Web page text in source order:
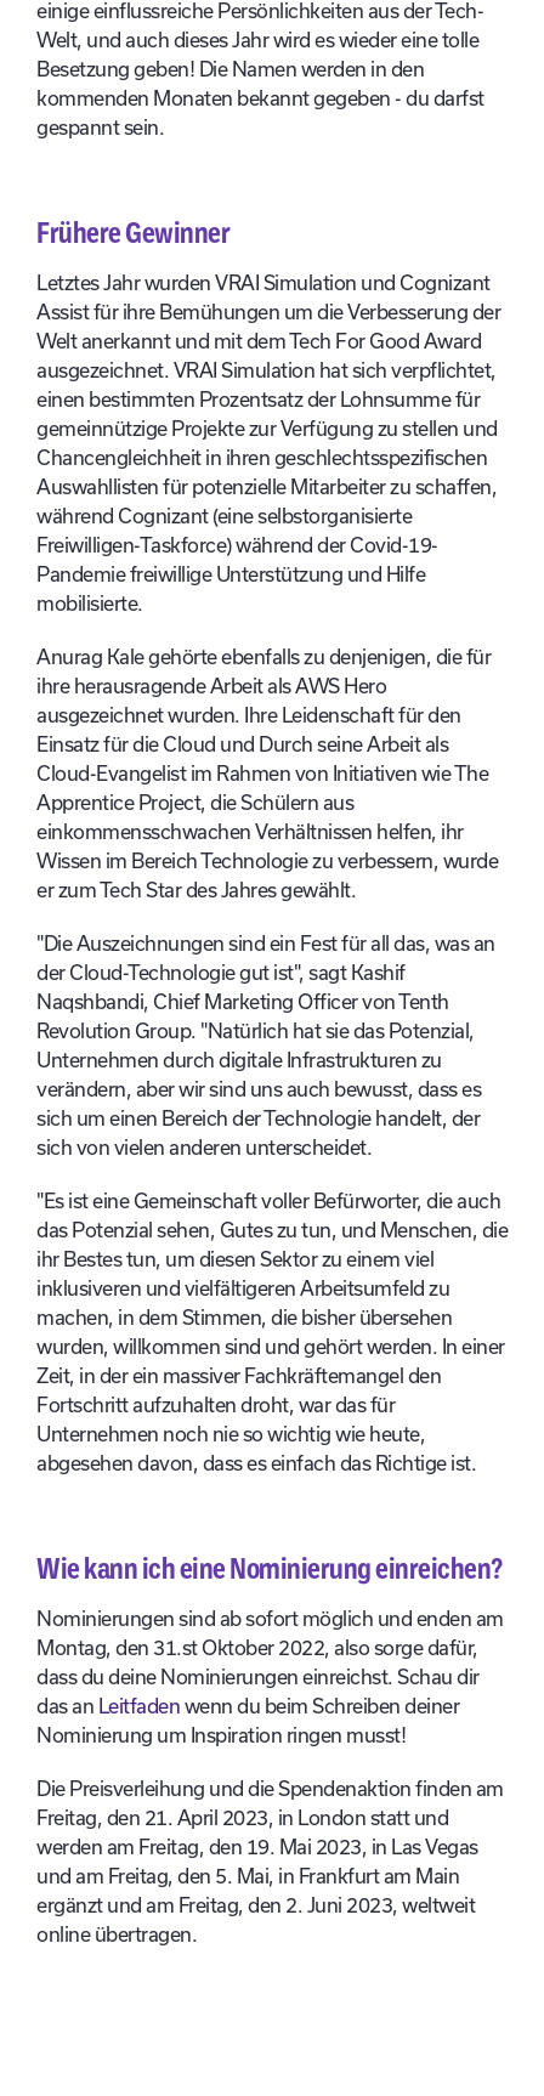
einige einflussreiche Persönlichkeiten aus der Tech-
Welt, und auch dieses Jahr wird es wieder eine tolle
Besetzung geben! Die Namen werden in den
kommenden Monaten bekannt gegeben - du darfst
gespannt sein.
Frühere Gewinner
Letztes Jahr wurden VRAI Simulation und Cognizant
Assist für ihre Bemühungen um die Verbesserung der
Welt anerkannt und mit dem Tech For Good Award
ausgezeichnet. VRAI Simulation hat sich verpflichtet,
einen bestimmten Prozentsatz der Lohnsumme für
gemeinnützige Projekte zur Verfügung zu stellen und
Chancengleichheit in ihren geschlechtsspezifischen
Auswahllisten für potenzielle Mitarbeiter zu schaffen,
während Cognizant (eine selbstorganisierte
Freiwilligen-Taskforce) während der Covid-19-
Pandemie freiwillige Unterstützung und Hilfe
mobilisierte.
Anurag Kale gehörte ebenfalls zu denjenigen, die für
ihre herausragende Arbeit als AWS Hero
ausgezeichnet wurden. Ihre Leidenschaft für den
Einsatz für die Cloud und Durch seine Arbeit als
Cloud-Evangelist im Rahmen von Initiativen wie The
Apprentice Project, die Schülern aus
einkommensschwachen Verhältnissen helfen, ihr
Wissen im Bereich Technologie zu verbessern, wurde
er zum Tech Star des Jahres gewählt.
"Die Auszeichnungen sind ein Fest für all das, was an
der Cloud-Technologie gut ist", sagt Kashif
Naqshbandi, Chief Marketing Officer von Tenth
Revolution Group. "Natürlich hat sie das Potenzial,
Unternehmen durch digitale Infrastrukturen zu
verändern, aber wir sind uns auch bewusst, dass es
sich um einen Bereich der Technologie handelt, der
sich von vielen anderen unterscheidet.
"Es ist eine Gemeinschaft voller Befürworter, die auch
das Potenzial sehen, Gutes zu tun, und Menschen, die
ihr Bestes tun, um diesen Sektor zu einem viel
inklusiveren und vielfältigeren Arbeitsumfeld zu
machen, in dem Stimmen, die bisher übersehen
wurden, willkommen sind und gehört werden. In einer
Zeit, in der ein massiver Fachkräftemangel den
Fortschritt aufzuhalten droht, war das für
Unternehmen noch nie so wichtig wie heute,
abgesehen davon, dass es einfach das Richtige ist.
Wie kann ich eine Nominierung einreichen?
Nominierungen sind ab sofort möglich und enden am
Montag, den 31.stOktober 2022, also sorge dafür,
dass du deine Nominierungen einreichst. Schau dir
das an Leitfaden wenn du beim Schreiben deiner
Nominierung um Inspiration ringen musst!
Die Preisverleihung und die Spendenaktion finden am
Freitag, den 21. April 2023, in London statt und
werden am Freitag, den 19. Mai 2023, in Las Vegas
und am Freitag, den 5. Mai, in Frankfurt am Main
ergänzt und am Freitag, den 2. Juni 2023, weltweit
online übertragen.